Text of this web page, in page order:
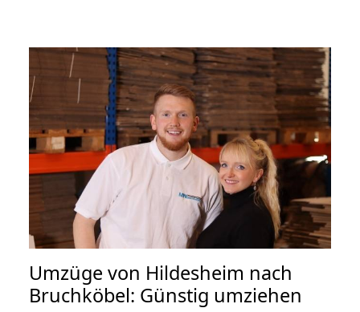
Umzüge von Hildesheim nach
Bruchköbel: Günstig umziehen